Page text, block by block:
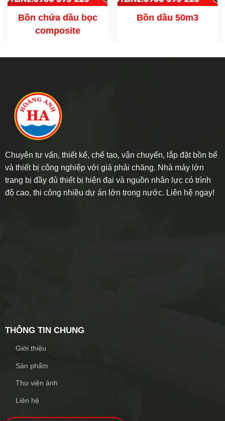
Bồn chứa dầu bọc
composite
Bồn dầu 50m3
Chuyên tư vấn, thiết kế, chế tạo, vận chuyển, lắp đặt bồn bể
và thiết bị công nghiệp với giá phải chăng. Nhà máy lớn
trang bị đầy đủ thiết bị hiện đại và nguồn nhân lực có trình
độ cao, thi công nhiều dự án lớn trong nước. Liên hệ ngay!
THÔNG TIN CHUNG
Giới thiệu
Sản phẩm
Thư viện ảnh
Liên hệ